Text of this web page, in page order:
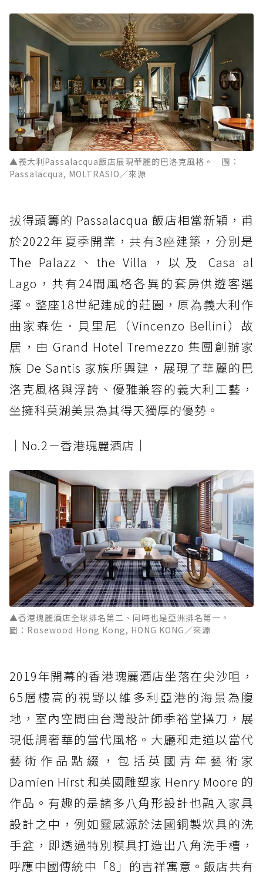
▲義大利Passalacqua飯店展現華麗的巴洛克風格。 圖：
Passalacqua, MOLTRASIO／來源
拔得頭籌的 Passalacqua 飯店相當新穎，甫
於2022年夏季開業，共有3座建築，分別是
The Palazz、the Villa，以及 Casa al
Lago，共有24間風格各異的套房供遊客選
擇。整座18世紀建成的莊園，原為義大利作
曲家森佐．貝里尼（Vincenzo Bellini）故
居，由 Grand Hotel Tremezzo 集團創辦家
族 De Santis 家族所興建，展現了華麗的巴
洛克風格與浮誇、優雅兼容的義大利工藝，
坐擁科莫湖美景為其得天獨厚的優勢。
│No.2－香港瑰麗酒店│
▲香港瑰麗酒店全球排名第二、同時也是亞洲排名第一。
圖：Rosewood Hong Kong, HONG KONG／來源
2019年開幕的香港瑰麗酒店坐落在尖沙咀，
65層樓高的視野以維多利亞港的海景為腹
地，室內空間由台灣設計師季裕堂操刀，展
現低調奢華的當代風格。大廳和走道以當代
藝術作品點綴，包括英國青年藝術家
Damien Hirst 和英國雕塑家 Henry Moore 的
作品。有趣的是諸多八角形設計也融入家具
設計之中，例如靈感源於法國銅製炊具的洗
手盆，即透過特別模具打造出八角洗手槽，
呼應中國傳統中「8」的吉祥寓意。飯店共有